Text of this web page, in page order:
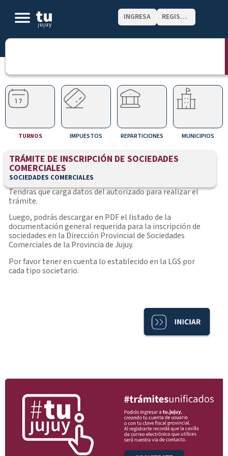
INGRESA REGISTRATE
TURNOS IMPUESTOS REPARTICIONES MUNICIPIOS
TRÁMITE DE INSCRIPCIÓN DE SOCIEDADES
COMERCIALES
SOCIEDADES COMERCIALES
Tendras que carga datos del autorizado para realizar el
trámite.
Luego, podrás descargar en PDF el listado de la
documentación general requerida para la inscripción de
sociedades en la Dirección Provincial de Sociedades
Comerciales de la Provincia de Jujuy.
Por favor tener en cuenta lo establecido en la LGS por
cada tipo societario.